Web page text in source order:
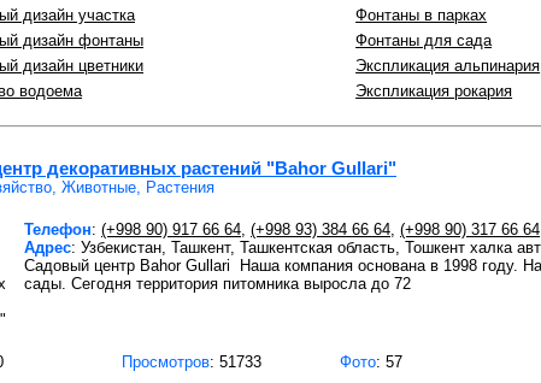
дизайн участка
дизайн фонтаны
дизайн цветники
водоема
Фонтаны в парках
Фонтаны для сада
Экспликация альпинария
Экспликация рокария
декоративных растений "Bahor Gullari"
Животные, Растения
Телефон: (+998 90) 917 66 64, (+998 93) 384 66 64, (+998 90) 317 66 64
Адрес: Узбекистан, Ташкент, Ташкентская область, Тошкент халка
Садовый центр Bahor Gullari Наша компания основана в 1998 году.
сады. Сегодня территория питомника выросла до 72
Просмотров: 51733 Фото: 57